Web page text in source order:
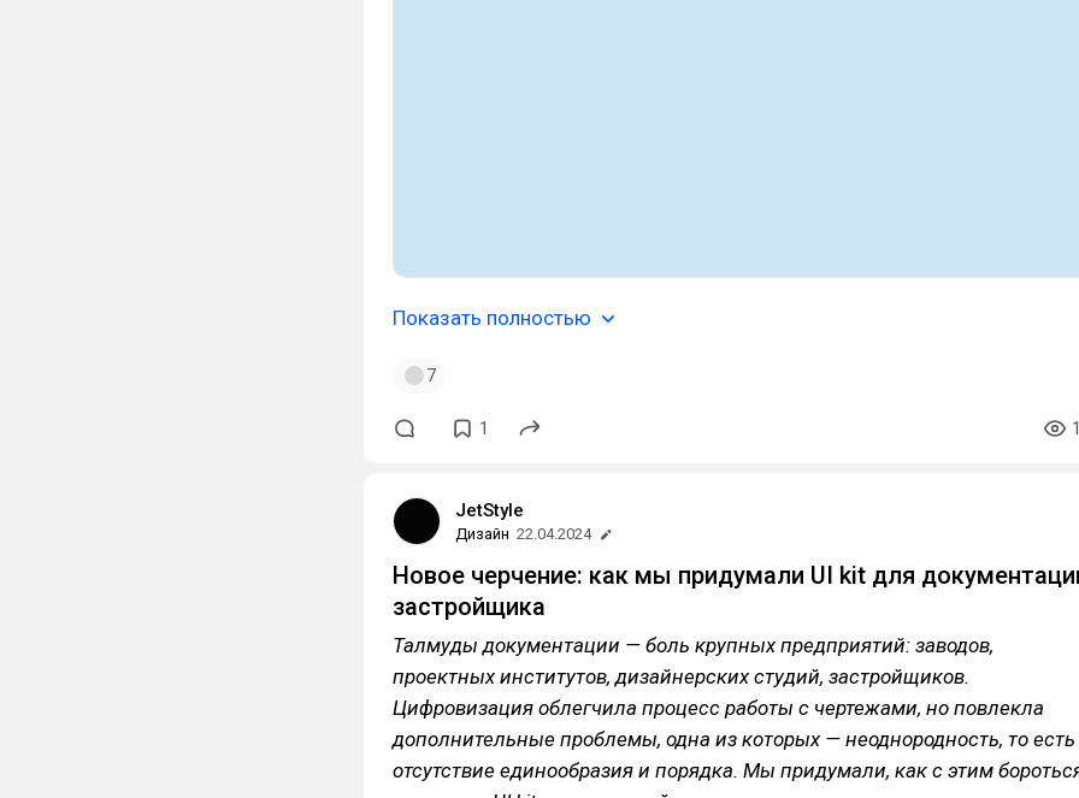
Показать полностью
7
1
JetStyle
Дизайн 22.04.2024
Новое черчение: как мы придумали UI kit для
застройщика
Талмуды документации — боль крупных предприятий: заводов,
проектных институтов, дизайнерских студий, застройщиков.
Цифровизация облегчила процесс работы с чертежами, но повлекла
дополнительные проблемы, одна из которых — неоднородность, то есть
отсутствие единообразия и порядка. Мы придумали, как с этим